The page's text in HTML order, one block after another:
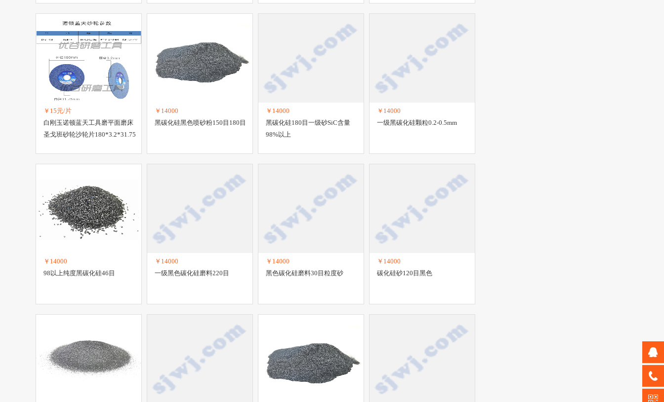
￥15元/片
白刚玉诺顿蓝天工具磨平面磨床
圣戈班砂轮沙轮片180*3.2*31.75
￥14000
黑碳化硅黑色喷砂粉150目180目
￥14000
黑碳化硅180目一级砂SiC含量
98%以上
￥14000
一级黑碳化硅颗粒0.2-0.5mm
￥14000
98以上纯度黑碳化硅46目
￥14000
一级黑色碳化硅磨料220目
￥14000
黑色碳化硅磨料30目粒度砂
￥14000
碳化硅砂120目黑色